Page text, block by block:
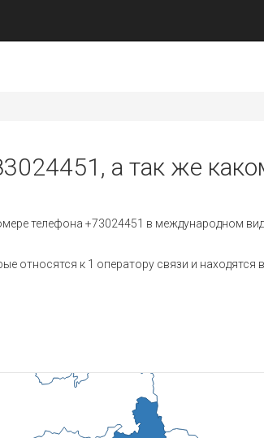
а так же
телефона +73024451 в международном
относятся к 1 оператору связи и находятся в